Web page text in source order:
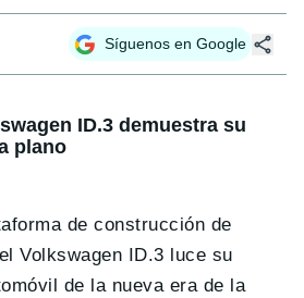
Síguenos en Google
ID.3 demuestra su
plano
de construcción de
Volkswagen ID.3 luce su
de la nueva era de la